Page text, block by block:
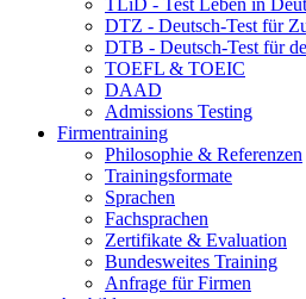
TLiD - Test Leben in
DTZ - Deutsch-Test für
DTB - Deutsch-Test für
TOEFL & TOEIC
DAAD
Admissions Testing
Firmentraining
Philosophie & Referenzen
Trainingsformate
Sprachen
Fachsprachen
Zertifikate & Evaluation
Bundesweites Training
Anfrage für Firmen